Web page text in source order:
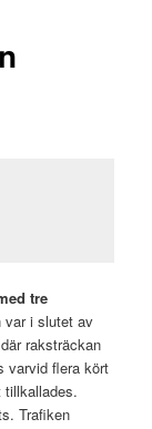
tre
var i slutet av
raksträckan
varvid flera kört
tillkallades.
Trafiken